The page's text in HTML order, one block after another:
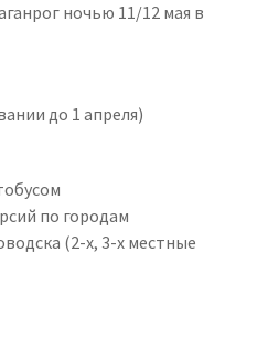
ночью 11/12 мая в
до 1 апреля)
по городам
(2-х, 3-х местные